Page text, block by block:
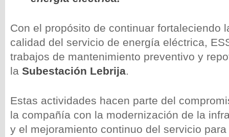
Con el propósito de continuar fortaleciendo
calidad del servicio de energía eléctrica,
trabajos de mantenimiento preventivo y
la Subestación Lebrija.
Estas actividades hacen parte del
la compañía con la modernización de la
y el mejoramiento continuo del servicio
wp-